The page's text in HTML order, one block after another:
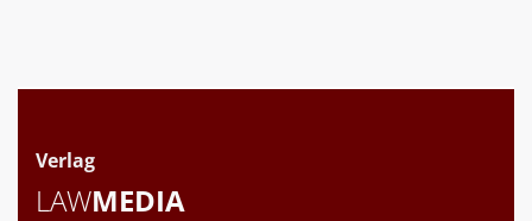
Verlag
LAWMEDIA